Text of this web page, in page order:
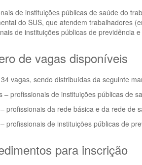
de instituições públicas de saúde do
do SUS, que atendem trabalhadores
de instituições públicas de previdência
de vagas disponíveis
vagas, sendo distribuídas da seguinte
– profissionais de instituições públicas de
profissionais da rede básica e da rede de
profissionais de instituições públicas de
para inscrição